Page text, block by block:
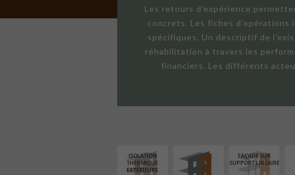
Les retours d'expérience
concrets. Les fiches
spécifiques. Un descriptif de
réhabilitation à travers les
financiers. Les différents
ISOLATION
THERMIQUE
EXTÉRIEURE
FAÇADE SUR
SUPPORT LINÉAIRE